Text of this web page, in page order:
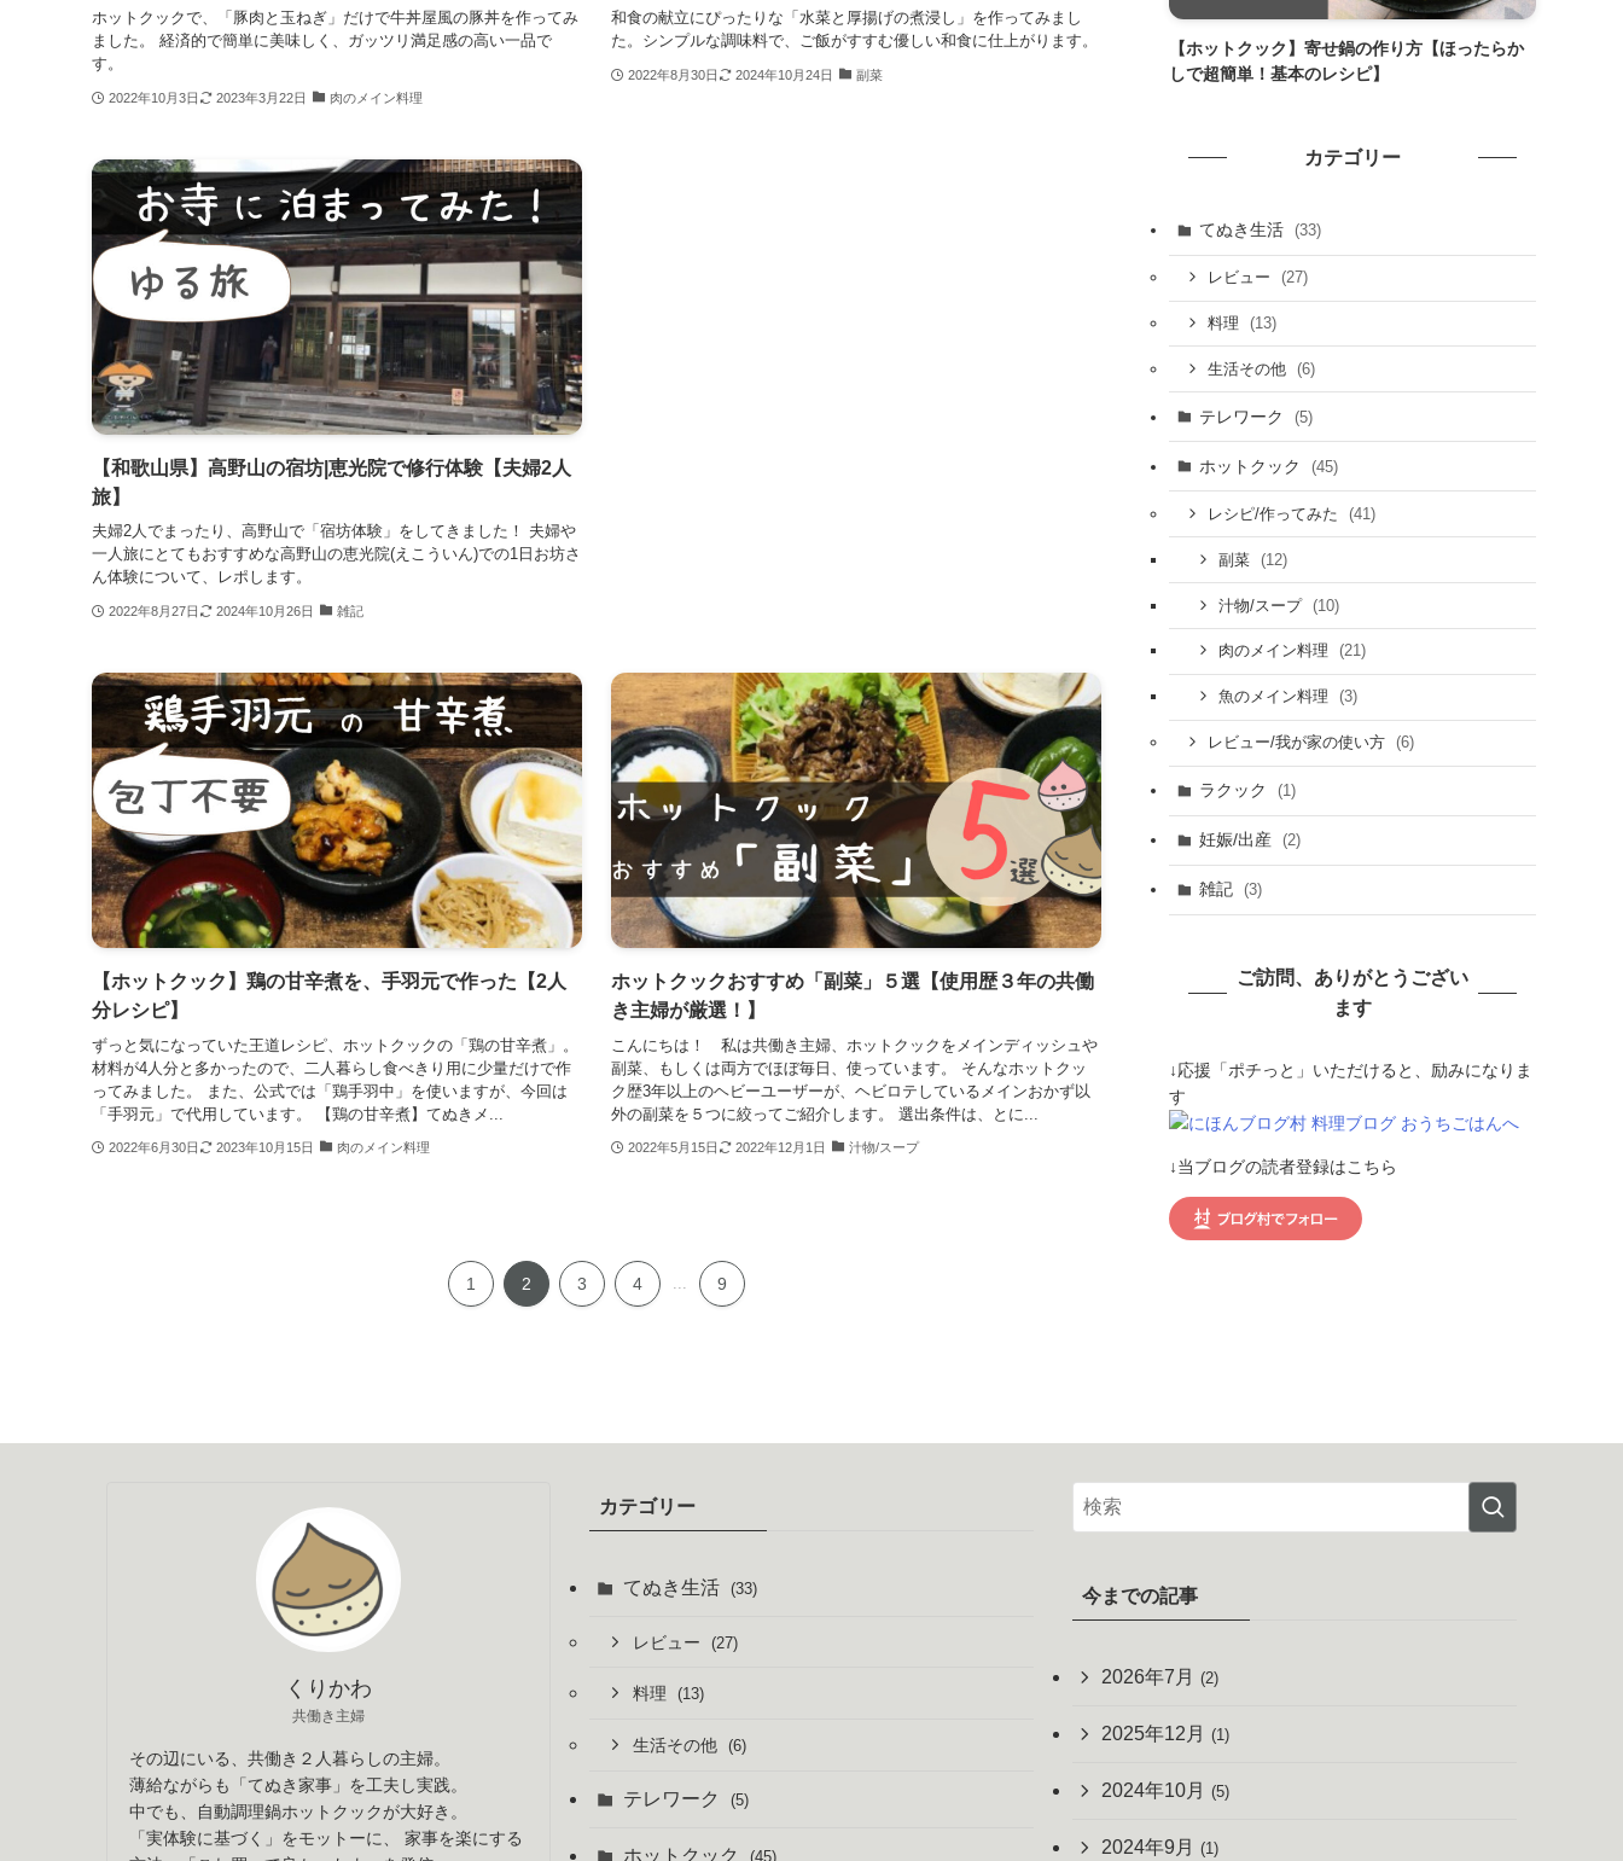
ホットクックで、「豚肉と玉ねぎ」だけで牛丼屋風の豚丼を作ってみ
ました。 経済的で簡単に美味しく、ガッツリ満足感の高い一品で
す。
2022年10月3日 2023年3月22日 肉のメイン料理
和食の献立にぴったりな「水菜と厚揚げの煮浸し」を作ってみまし
た。シンプルな調味料で、ご飯がすすむ優しい和食に仕上がります。
2022年8月30日 2024年10月24日 副菜
【和歌山県】高野山の宿坊|恵光院で修行体験【夫婦2人
旅】
夫婦2人でまったり、高野山で「宿坊体験」をしてきました！ 夫婦や
一人旅にとてもおすすめな高野山の恵光院(えこういん)での1日お坊さ
ん体験について、レポします。
2022年8月27日 2024年10月26日 雑記
【ホットクック】鶏の甘辛煮を、手羽元で作った【2人
分レシピ】
ずっと気になっていた王道レシピ、ホットクックの「鶏の甘辛煮」。
材料が4人分と多かったので、二人暮らし食べきり用に少量だけで作
ってみました。 また、公式では「鶏手羽中」を使いますが、今回は
「手羽元」で代用しています。 【鶏の甘辛煮】てぬきメ...
2022年6月30日 2023年10月15日 肉のメイン料理
ホットクックおすすめ「副菜」５選【使用歴３年の共働
き主婦が厳選！】
こんにちは！ 私は共働き主婦、ホットクックをメインディッシュや
副菜、もしくは両方でほぼ毎日、使っています。 そんなホットクッ
ク歴3年以上のヘビーユーザーが、ヘビロテしているメインおかず以
外の副菜を５つに絞ってご紹介します。 選出条件は、とに...
2022年5月15日 2022年12月1日 汁物/スープ
1 2 3 4 9
【ホットクック】寄せ鍋の作り方【ほったらか
しで超簡単！基本のレシピ】
カテゴリー
てぬき生活 (33)
レビュー (27)
料理 (13)
生活その他 (6)
テレワーク (5)
ホットクック (45)
レシピ/作ってみた (41)
副菜 (12)
汁物/スープ (10)
肉のメイン料理 (21)
魚のメイン料理 (3)
レビュー/我が家の使い方 (6)
ラクック (1)
妊娠/出産 (2)
雑記 (3)
ご訪問、ありがとうござい
ます
↓応援「ポチっと」いただけると、励みになりま
す
↓当ブログの読者登録はこちら
くりかわ
共働き主婦
その辺にいる、共働き２人暮らしの主婦。
薄給ながらも「てぬき家事」を工夫し実践。
中でも、自動調理鍋ホットクックが大好き。
「実体験に基づく」をモットーに、 家事を楽にする
カテゴリー
てぬき生活 (33)
レビュー (27)
料理 (13)
生活その他 (6)
テレワーク (5)
ホットクック (45)
今までの記事
2026年7月 (2)
2025年12月 (1)
2024年10月 (5)
2024年9月 (1)